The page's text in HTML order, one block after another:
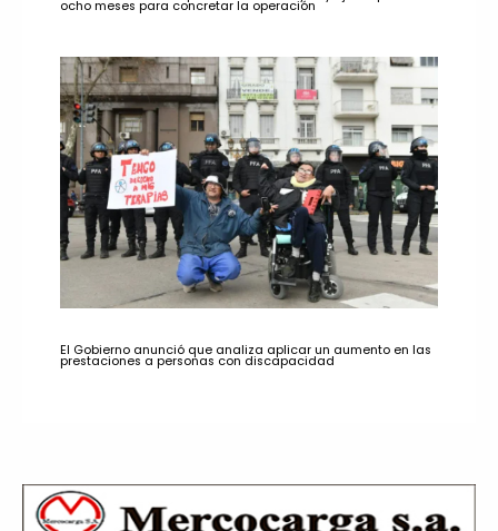
ocho meses para concretar la operación
El Gobierno anunció que analiza aplicar un aumento en las
prestaciones a personas con discapacidad